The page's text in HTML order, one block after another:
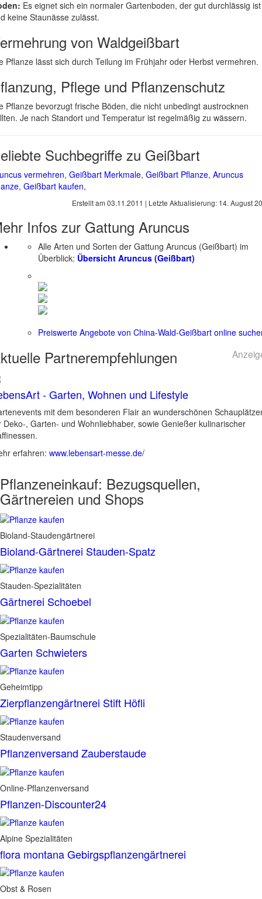
Es eignet sich ein normaler Gartenboden, der gut durchlässig ist
keine Staunässe zulässt.
von Waldgeißbart
Pflanze lässt sich durch Teilung im Frühjahr oder Herbst vermehren.
Pflege und Pflanzenschutz
Pflanze bevorzugt frische Böden, die nicht unbedingt austrocknen
Je nach Standort und Temperatur ist regelmäßig zu wässern.
Suchbegriffe zu Geißbart
vermehren, Geißbart Merkmale, Geißbart Pflanze, Aruncus
, Geißbart kaufen,
Erstellt am 03.11.2011 | Letzte Aktualisierung: 14. August
Infos zur Gattung Aruncus
Alle Arten und Sorten der Gattung Aruncus (Geißbart) im
Überblick: Übersicht Aruncus (Geißbart)
Preiswerte Angebote von China-Wald-Geißbart online
Partnerempfehlungen
- Garten, Wohnen und Lifestyle
mit dem besonderen Flair an wunderschönen
Deko-, Garten- und Wohnliebhaber, sowie Genießer kulinarischer
erfahren: www.lebensart-messe.de/
Pflanzeneinkauf: Bezugsquellen,
Gärtnereien und Shops
Bioland-Staudengärtnerei
Bioland-Gärtnerei Stauden-Spatz
Stauden-Spezialitäten
Gärtnerei Schoebel
Spezialitäten-Baumschule
Garten Schwieters
Geheimtipp
Zierpflanzengärtnerei Stift Höfli
Staudenversand
Pflanzenversand Zauberstaude
Online-Pflanzenversand
Pflanzen-Discounter24
Alpine Spezialitäten
flora montana Gebirgspflanzengärtnerei
Obst & Rosen